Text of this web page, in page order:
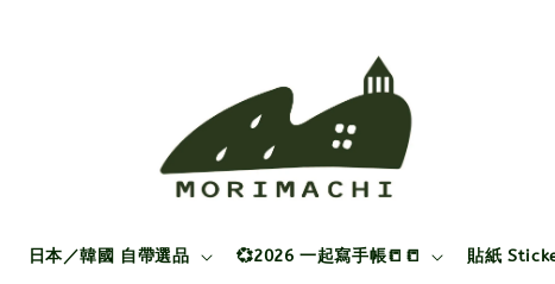
日本／韓國 自帶選品 💞2026 一起寫手帳📒📒 貼紙